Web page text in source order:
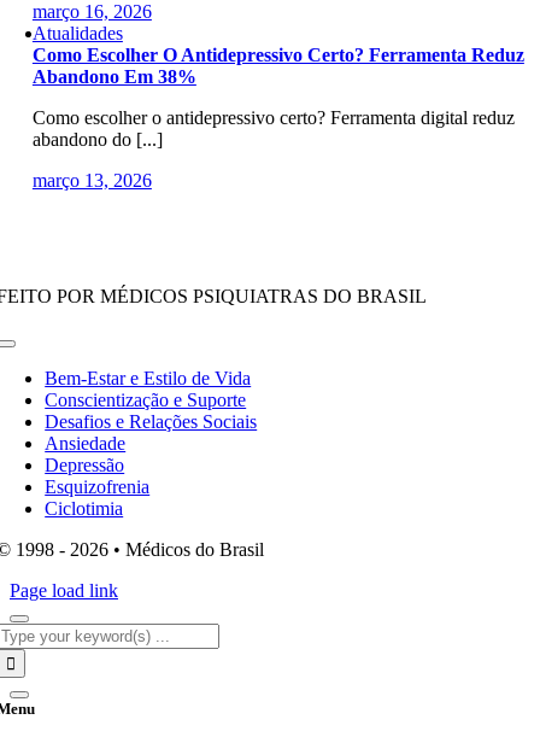
março 16, 2026
Atualidades
Como Escolher O Antidepressivo Certo? Ferramenta Reduz
Abandono Em 38%
Como escolher o antidepressivo certo? Ferramenta digital reduz
abandono do [...]
março 13, 2026
POR MÉDICOS PSIQUIATRAS DO BRASIL
Toggle
NavigationBem-Estar e Estilo de Vida
Conscientização e Suporte
Desafios e Relações Sociais
Ansiedade
Depressão
Esquizofrenia
Ciclotimia
1998 - 2026 • Médicos do Brasil
Page load link